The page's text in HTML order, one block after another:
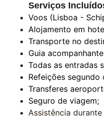
Serviços
Voos (Lisboa -
Alojamento em
Transporte no
Guia
Todas as entradas
Refeições segundo
Transferes
Seguro de viagem;
Assistência